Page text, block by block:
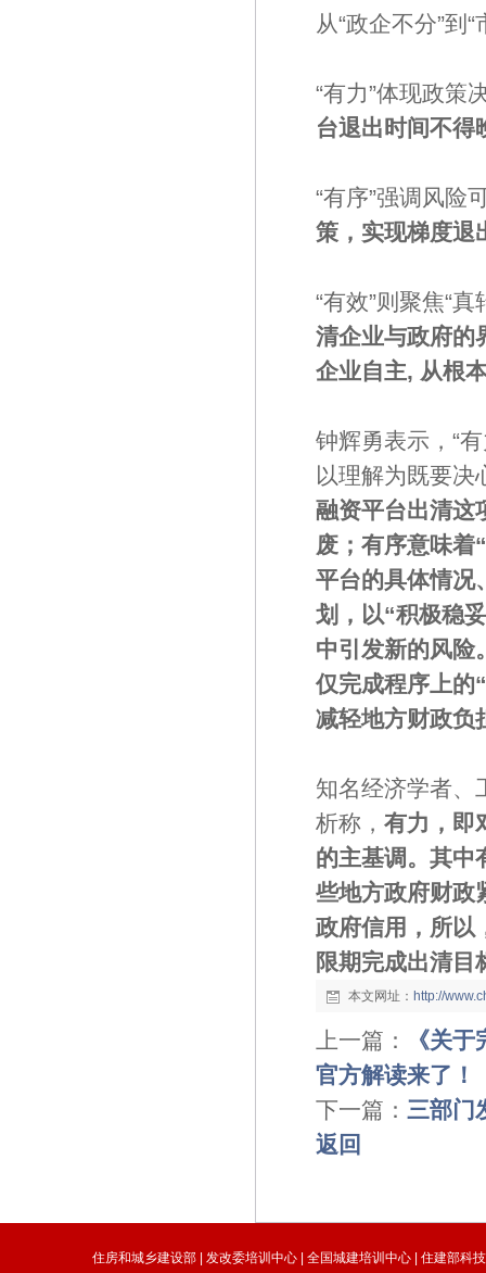
从“政企不分”到
“有力”体现政策
台退出时间不得
“有序”强调风险
策，实现梯度退
“有效”则聚焦“真
清企业与政府的
企业自主, 从根
钟辉勇表示，“
以理解为既要决
融资平台出清这
废；有序意味着
平台的具体情况
划，以“积极稳
中引发新的风险
仅完成程序上的
减轻地方财政负
知名经济学者、
析称， 有力，即
的主基调。其中
些地方政府财政
政府信用，所以
限期完成出清目
本文网址： http://
上一篇：
《关
官方解读来了！
下一篇： 三部门
返回
住房和城乡建设部 |发改委培训中心 |全国城建培训中心 |住建部科